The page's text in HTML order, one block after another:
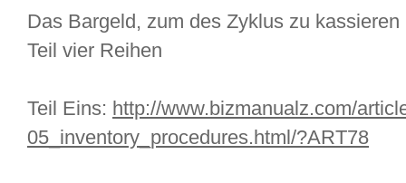
Das Bargeld, zum des Zyklus zu kassieren
Teil vier Reihen
Teil Eins: http://www.bizmanualz.com/
05_inventory_procedures.html/?ART78